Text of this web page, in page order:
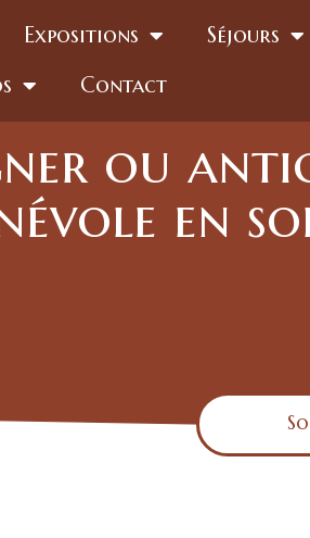
Expositions
Séjours
Contact
ou
en